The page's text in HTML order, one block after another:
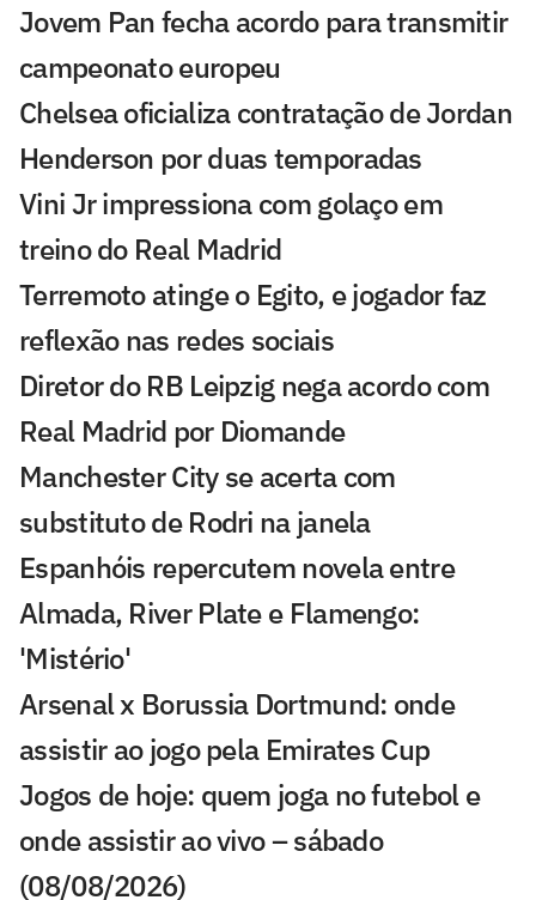
Jovem Pan fecha acordo para transmitir
campeonato europeu
Chelsea oficializa contratação de Jordan
Henderson por duas temporadas
Vini Jr impressiona com golaço em
treino do Real Madrid
Terremoto atinge o Egito, e jogador faz
reflexão nas redes sociais
Diretor do RB Leipzig nega acordo com
Real Madrid por Diomande
Manchester City se acerta com
substituto de Rodri na janela
Espanhóis repercutem novela entre
Almada, River Plate e Flamengo:
'Mistério'
Arsenal x Borussia Dortmund: onde
assistir ao jogo pela Emirates Cup
Jogos de hoje: quem joga no futebol e
onde assistir ao vivo – sábado
(08/08/2026)